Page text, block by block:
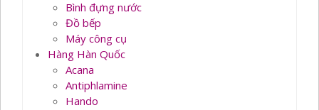
Bình đựng nước
Đồ bếp
Máy công cụ
Hàng Hàn Quốc
Acana
Antiphlamine
Hando